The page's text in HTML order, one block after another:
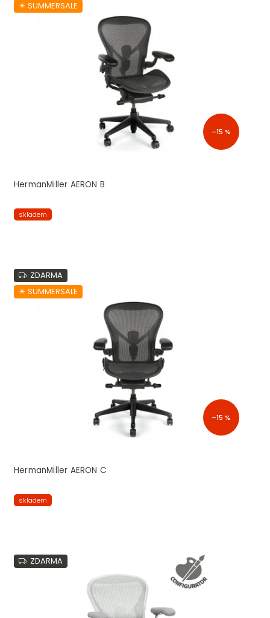
☀︎ SUMMERSALE
–15 %
HermanMiller AERON B
skladem
ZDARMA
☀︎ SUMMERSALE
–15 %
HermanMiller AERON C
skladem
ZDARMA